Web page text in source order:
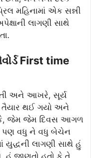
મહિનામાં એક સન્ની
લાગણી સાથે
First time
હતી અને આખરે, સૂર્ય
તૈયાર થઈ ગયો અને
કે, જેમ જેમ દિવસ આગળ
પણ વધુ ને વધુ બેચેન
લાગણી સાથે હું
હું જાણતો હતો કે તે